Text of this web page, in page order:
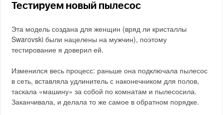
Тестируем новый пылесос
Эта модель создана для женщин (вряд ли кристаллы
Swarovski были нацелены на мужчин), поэтому
тестирование я доверил ей.
Изменился весь процесс: раньше она подключала пылесос
в сеть, вставляла удлинитель с наконечником для полов,
таскала «машину» за собой по комнатам и пылесосила.
Заканчивала, и делала то же самое в обратном порядке.